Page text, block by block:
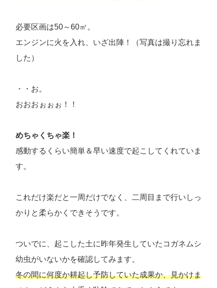
必要区画は50～60㎡。
エンジンに火を入れ、いざ出陣！（写真は撮り忘れま
した）
・・お。
おおおぉぉぉ！！
めちゃくちゃ楽！
感動するくらい簡単＆早い速度で起こしてくれていま
す。
これだけ楽だと一周だけでなく、二周目まで行いしっ
かりと柔らかくできそうです。
ついでに、起こした土に昨年発生していたコガネムシ
幼虫がいないかを確認してみます。
冬の間に何度か耕起し予防していた成果か、見かけま